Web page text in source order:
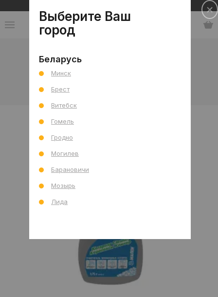
Выберите Ваш
город
Беларусь
Минск
Брест
Витебск
Гомель
Гродно
Могилев
Барановичи
Мозырь
Лида